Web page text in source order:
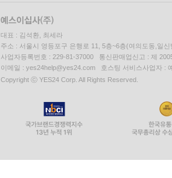
대표 : 김석환, 최세라
주소 : 서울시 영등포구 은행로 11, 5층~6층(여의도동,일신
사업자등록번호 : 229-81-37000 통신판매업신고 : 제
이메일 : yes24help@yes24.com 호스팅 서비스사업자 :
Copyright ⓒ YES24 Corp. All Rights Reserved.